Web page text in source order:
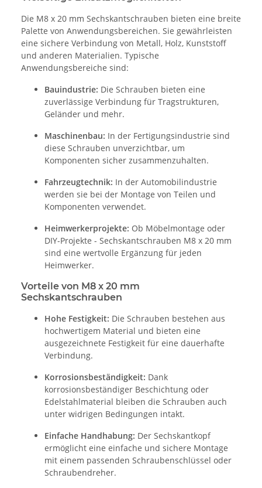
Die M8 x 20 mm Sechskantschrauben bieten eine breite
Palette von Anwendungsbereichen. Sie gewährleisten
eine sichere Verbindung von Metall, Holz, Kunststoff
und anderen Materialien. Typische
Anwendungsbereiche sind:
Bauindustrie: Die Schrauben bieten eine
zuverlässige Verbindung für Tragstrukturen,
Geländer und mehr.
Maschinenbau: In der Fertigungsindustrie sind
diese Schrauben unverzichtbar, um
Komponenten sicher zusammenzuhalten.
Fahrzeugtechnik: In der Automobilindustrie
werden sie bei der Montage von Teilen und
Komponenten verwendet.
Heimwerkerprojekte: Ob Möbelmontage oder
DIY-Projekte - Sechskantschrauben M8 x 20 mm
sind eine wertvolle Ergänzung für jeden
Heimwerker.
Vorteile von M8 x 20 mm
Sechskantschrauben
Hohe Festigkeit: Die Schrauben bestehen aus
hochwertigem Material und bieten eine
ausgezeichnete Festigkeit für eine dauerhafte
Verbindung.
Korrosionsbeständigkeit: Dank
korrosionsbeständiger Beschichtung oder
Edelstahlmaterial bleiben die Schrauben auch
unter widrigen Bedingungen intakt.
Einfache Handhabung: Der Sechskantkopf
ermöglicht eine einfache und sichere Montage
mit einem passenden Schraubenschlüssel oder
Schraubendreher.